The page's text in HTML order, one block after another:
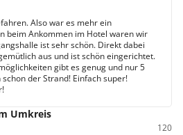
Also war es mehr ein
beim Ankommen im Hotel waren wir
ist sehr schön. Direkt dabei
aus und ist schön eingerichtet.
gibt es genug und nur 5
der Strand! Einfach super!
Umkreis
120